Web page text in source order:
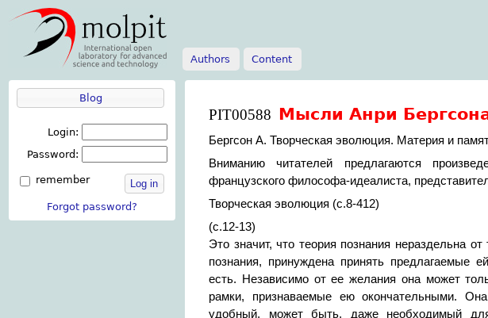
Authors Content
Blog
Login:
Password:
remember
Log in
Forgot password?
PIT00588 Мысли Анри
Бергсон А. Творческая эволюция. Материя и
Вниманию читателей предлагаются
французского философа-идеалиста,
Творческая эволюция (с.8-412)
(с.12-13)
Это значит, что теория познания нераздельна
познания, принуждена принять предлагаемые
есть. Независимо от ее желания она может
рамки, признаваемые ею окончательными.
удобный, может быть, даже необходимый